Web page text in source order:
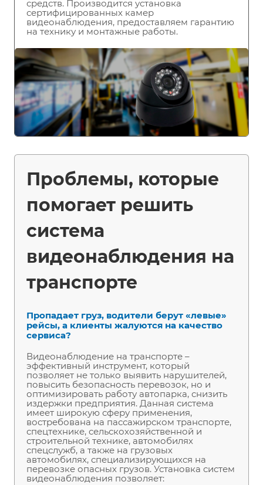
средств. Производится установка
сертифицированных камер
видеонаблюдения, предоставляем гарантию
на технику и монтажные работы.
Проблемы, которые
помогает решить
система
видеонаблюдения на
транспорте
Пропадает груз, водители берут «левые»
рейсы, а клиенты жалуются на качество
сервиса?
Видеонаблюдение на транспорте –
эффективный инструмент, который
позволяет не только выявить нарушителей,
повысить безопасность перевозок, но и
оптимизировать работу автопарка, снизить
издержки предприятия. Данная система
имеет широкую сферу применения,
востребована на пассажирском транспорте,
спецтехнике, сельскохозяйственной и
строительной технике, автомобилях
спецслужб, а также на грузовых
автомобилях, специализирующихся на
перевозке опасных грузов. Установка систем
видеонаблюдения позволяет: